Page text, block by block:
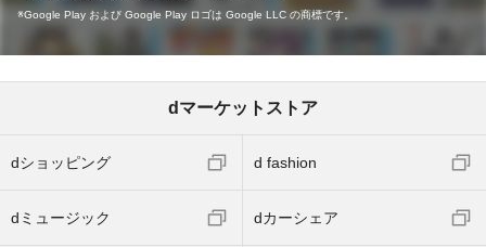
Google Play および Google Play ロゴは Google LLC の商標です。
dマーケットストア
dショッピング d fashion
dミュージック dカーシェア